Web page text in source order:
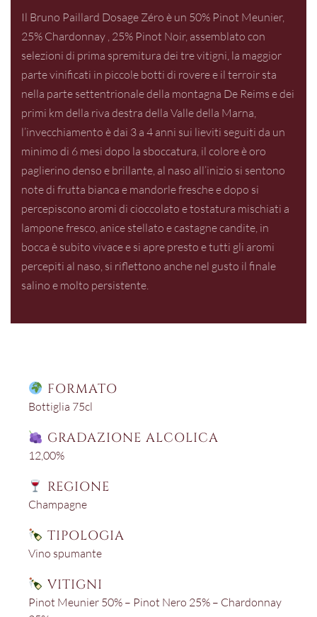
Il Bruno Paillard Dosage Zéro è un 50% Pinot Meunier,
25% Chardonnay , 25% Pinot Noir, assemblato con
selezioni di prima spremitura dei tre vitigni, la maggior
parte vinificati in piccole botti di rovere e il terroir sta
nella parte settentrionale della montagna De Reims e dei
primi km della riva destra della Valle della Marna,
l’invecchiamento è dai 3 a 4 anni sui lieviti seguiti da un
minimo di 6 mesi dopo la sboccatura, il colore è oro
paglierino denso e brillante, al naso all’inizio si sentono
note di frutta bianca e mandorle fresche e dopo si
percepiscono aromi di cioccolato e tostatura mischiati a
lampone fresco, anice stellato e castagne candite, in
bocca è subito vivace e si apre presto e tutti gli aromi
percepiti al naso, si riflettono anche nel gusto il finale
salino e molto persistente.
FORMATO
Bottiglia 75cl
GRADAZIONE ALCOLICA
12,00%
REGIONE
Champagne
TIPOLOGIA
Vino spumante
VITIGNI
Pinot Meunier 50% – Pinot Nero 25% – Chardonnay